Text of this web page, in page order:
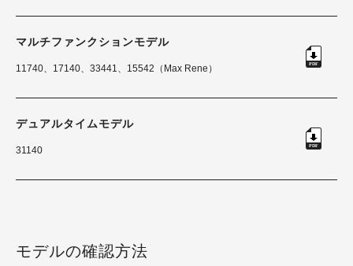
マルチファンクションモデル
11740、17140、33441、15542（Max Rene）
デュアルタイムモデル
31140
モデルの確認方法